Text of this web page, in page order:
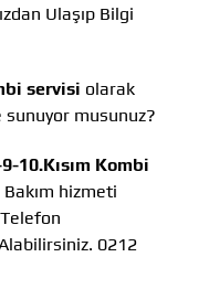
Ulaşıp Bilgi
servisi olarak
sunuyor musunuz?
10.Kısım Kombi
Bakım hizmeti
0212